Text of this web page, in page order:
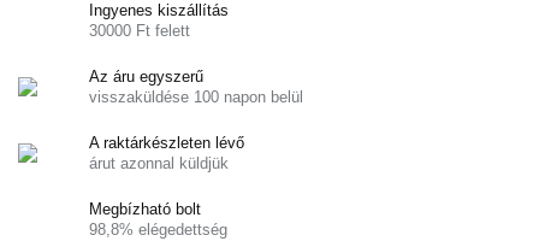
Ingyenes kiszállítás
30000 Ft felett
Az áru egyszerű
visszaküldése 100 napon belül
A raktárkészleten lévő
árut azonnal küldjük
Megbízható bolt
98,8% elégedettség